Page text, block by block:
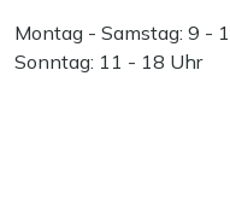
Montag - Samstag: 9 -
Sonntag: 11 - 18 Uhr